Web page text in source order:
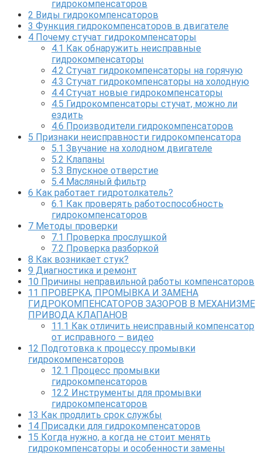
гидрокомпенсаторов
2 Виды гидрокомпенсаторов
3 Функция гидрокомпенсаторов в двигателе
4 Почему стучат гидрокомпенсаторы
4.1 Как обнаружить неисправные
гидрокомпенсаторы
4.2 Стучат гидрокомпенсаторы на горячую
4.3 Стучат гидрокомпенсаторы на холодную
4.4 Стучат новые гидрокомпенсаторы
4.5 Гидрокомпенсаторы стучат, можно ли
ездить
4.6 Производители гидрокомпенсаторов
5 Признаки неисправности гидрокомпенсатора
5.1 Звучание на холодном двигателе
5.2 Клапаны
5.3 Впускное отверстие
5.4 Масляный фильтр
6 Как работает гидротолкатель?
6.1 Как проверять работоспособность
гидрокомпенсаторов
7 Методы проверки
7.1 Проверка прослушкой
7.2 Проверка разборкой
8 Как возникает стук?
9 Диагностика и ремонт
10 Причины неправильной работы компенсаторов
11 ПРОВЕРКА, ПРОМЫВКА И ЗАМЕНА
ГИДРОКОМПЕНСАТОРОВ ЗАЗОРОВ В МЕХАНИЗМЕ
ПРИВОДА КЛАПАНОВ
11.1 Как отличить неисправный компенсатор
от исправного – видео
12 Подготовка к процессу промывки
гидрокомпенсаторов
12.1 Процесс промывки
гидрокомпенсаторов
12.2 Инструменты для промывки
гидрокомпенсаторов
13 Как продлить срок службы
14 Присадки для гидрокомпенсаторов
15 Когда нужно, а когда не стоит менять
гидрокомпенсаторы и особенности замены